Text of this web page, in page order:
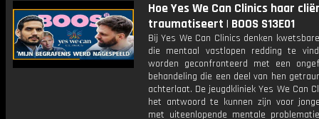
Hoe Yes We Can Clinics haar
traumatiseert | BOOS S13E01
Bij Yes We Can Clinics denken
die mentaal vastlopen redding te
worden geconfronteerd met een
behandeling die een deel van hen
achterlaat. De jeugdkliniek Yes We Can
het antwoord te kunnen zijn voor
met uiteenlopende mentale